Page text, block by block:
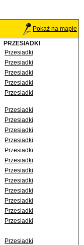
Pokaż na mapie
PRZESIADKI
Przesiadki
Przesiadki
Przesiadki
Przesiadki
Przesiadki
Przesiadki
Przesiadki
Przesiadki
Przesiadki
Przesiadki
Przesiadki
Przesiadki
Przesiadki
Przesiadki
Przesiadki
Przesiadki
Przesiadki
Przesiadki